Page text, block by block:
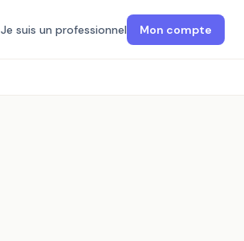
Je suis un professionnel Mon compte